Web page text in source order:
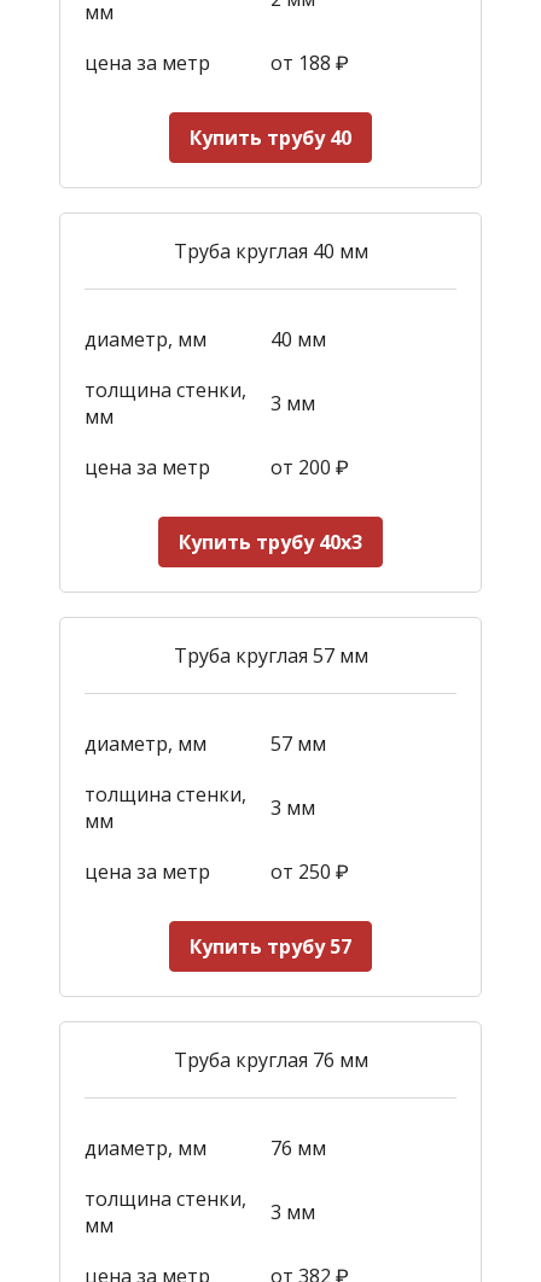
мм
цена за метр от 188 ₽
Купить трубу 40
Труба круглая 40 мм
диаметр, мм
40 мм
толщина стенки,
мм
3 мм
цена за метр от 200 ₽
Купить трубу 40х3
Труба круглая 57 мм
диаметр, мм
57 мм
толщина стенки,
мм
3 мм
цена за метр от 250 ₽
Купить трубу 57
Труба круглая 76 мм
диаметр, мм
76 мм
толщина стенки,
мм
3 мм
цена за метр от 382 ₽